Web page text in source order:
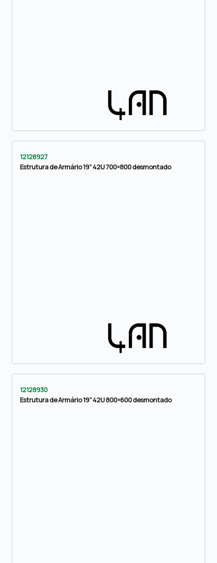
12128927
Estrutura de Armário 19” 42U 700×800 desmontado
12128930
Estrutura de Armário 19” 42U 800×600 desmontado